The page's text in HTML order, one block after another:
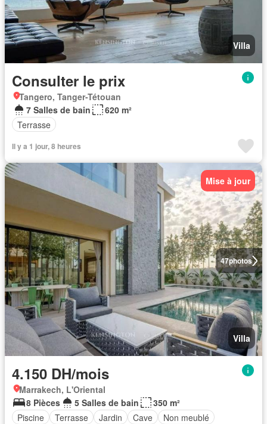
Villa
Consulter le prix
Tangero, Tanger-Tétouan
7 Salles de bain
620 m²
Terrasse
Il y a 1 jour, 8 heures
47photos
Mise à jour
Villa
4.150 DH/mois
Marrakech, L'Oriental
8 Pièces
5 Salles de bain
350 m²
Piscine
Terrasse Jardin Cave Non meublé